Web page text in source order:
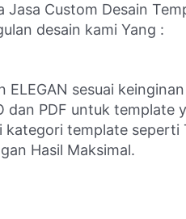
Jasa Custom Desain
desain kami Yang :
ELEGAN sesuai
dan PDF untuk template
kategori template
Hasil Maksimal.